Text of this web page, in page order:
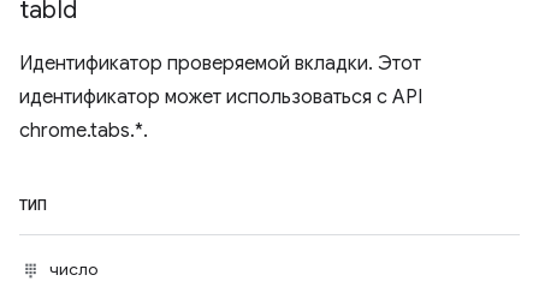
tabId
Идентификатор проверяемой вкладки. Этот
идентификатор может использоваться с API
chrome.tabs.*.
ТИП
число